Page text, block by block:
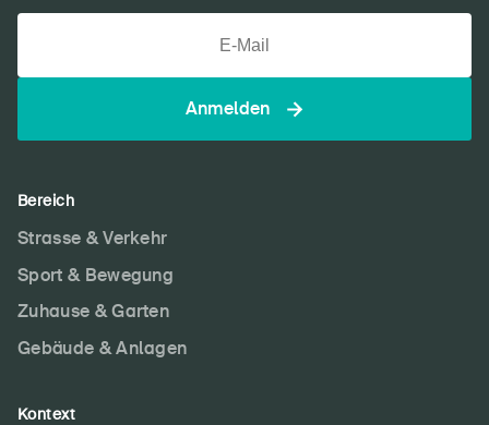
Anmelden
Bereich
Strasse & Verkehr
Sport & Bewegung
Zuhause & Garten
Gebäude & Anlagen
Kontext